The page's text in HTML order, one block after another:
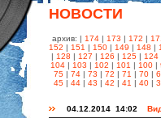
НОВОСТИ
архив: | 174 | 173 | 172 |
152 | 151 | 150 | 149 | 148 |
| 128 | 127 | 126 | 125 | 124
104 | 103 | 102 | 101 | 100 |
75 |74 |73 |72 |71 |70 |
45 |44 |43 |42 |41 |40 |
04.12.2014 14:02